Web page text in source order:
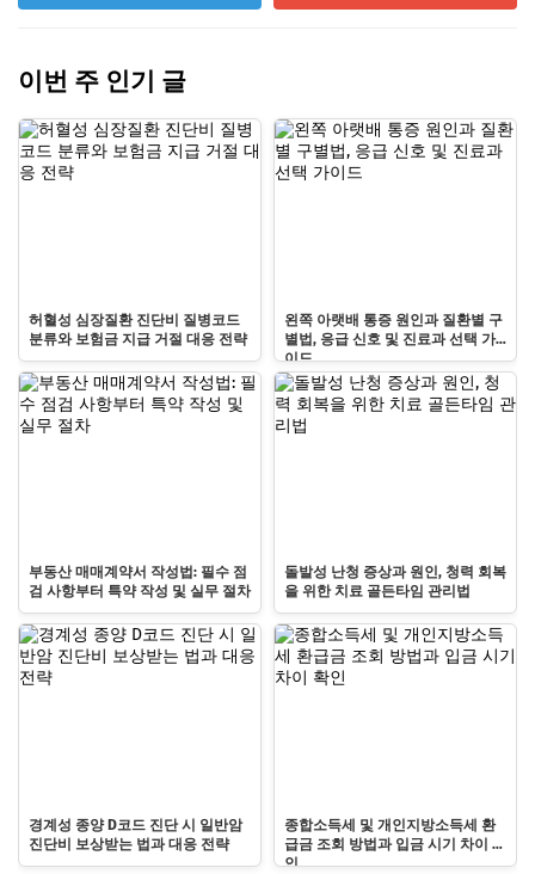
이번 주 인기 글
허혈성 심장질환 진단비 질병코드
분류와 보험금 지급 거절 대응 전략
왼쪽 아랫배 통증 원인과 질환별 구
별법, 응급 신호 및 진료과 선택 가
이드
부동산 매매계약서 작성법: 필수 점
검 사항부터 특약 작성 및 실무 절차
돌발성 난청 증상과 원인, 청력 회복
을 위한 치료 골든타임 관리법
경계성 종양 D코드 진단 시 일반암
진단비 보상받는 법과 대응 전략
종합소득세 및 개인지방소득세 환
급금 조회 방법과 입금 시기 차이 확
인